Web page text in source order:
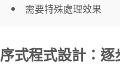
需要特殊處理效果
式程式設計：逐